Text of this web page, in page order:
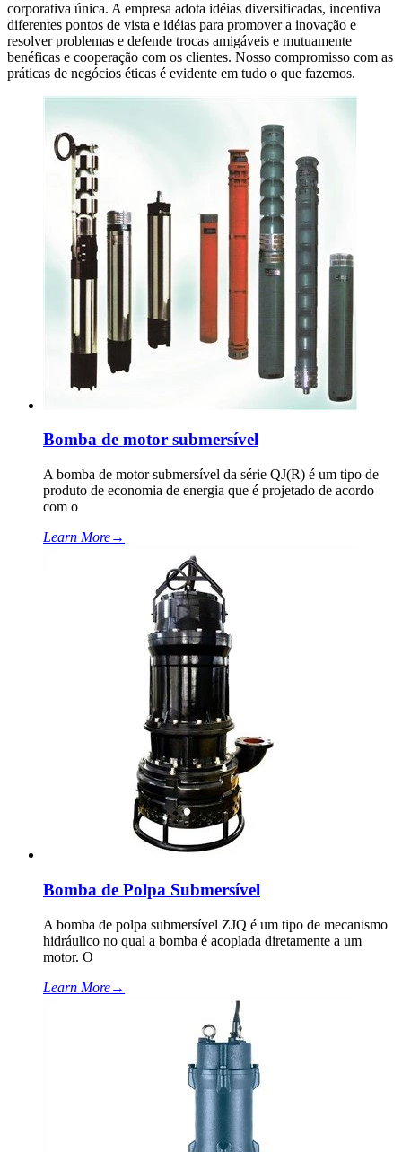
corporativa única. A empresa adota idéias diversificadas, incentiva
diferentes pontos de vista e idéias para promover a inovação e
resolver problemas e defende trocas amigáveis ​​e mutuamente
benéficas e cooperação com os clientes. Nosso compromisso com as
práticas de negócios éticas é evidente em tudo o que fazemos.
Bomba de motor submersível
A bomba de motor submersível da série QJ(R) é um tipo de
produto de economia de energia que é projetado de acordo
com o
Learn More→
Bomba de Polpa Submersível
A bomba de polpa submersível ZJQ é um tipo de mecanismo
hidráulico no qual a bomba é acoplada diretamente a um
motor. O
Learn More→